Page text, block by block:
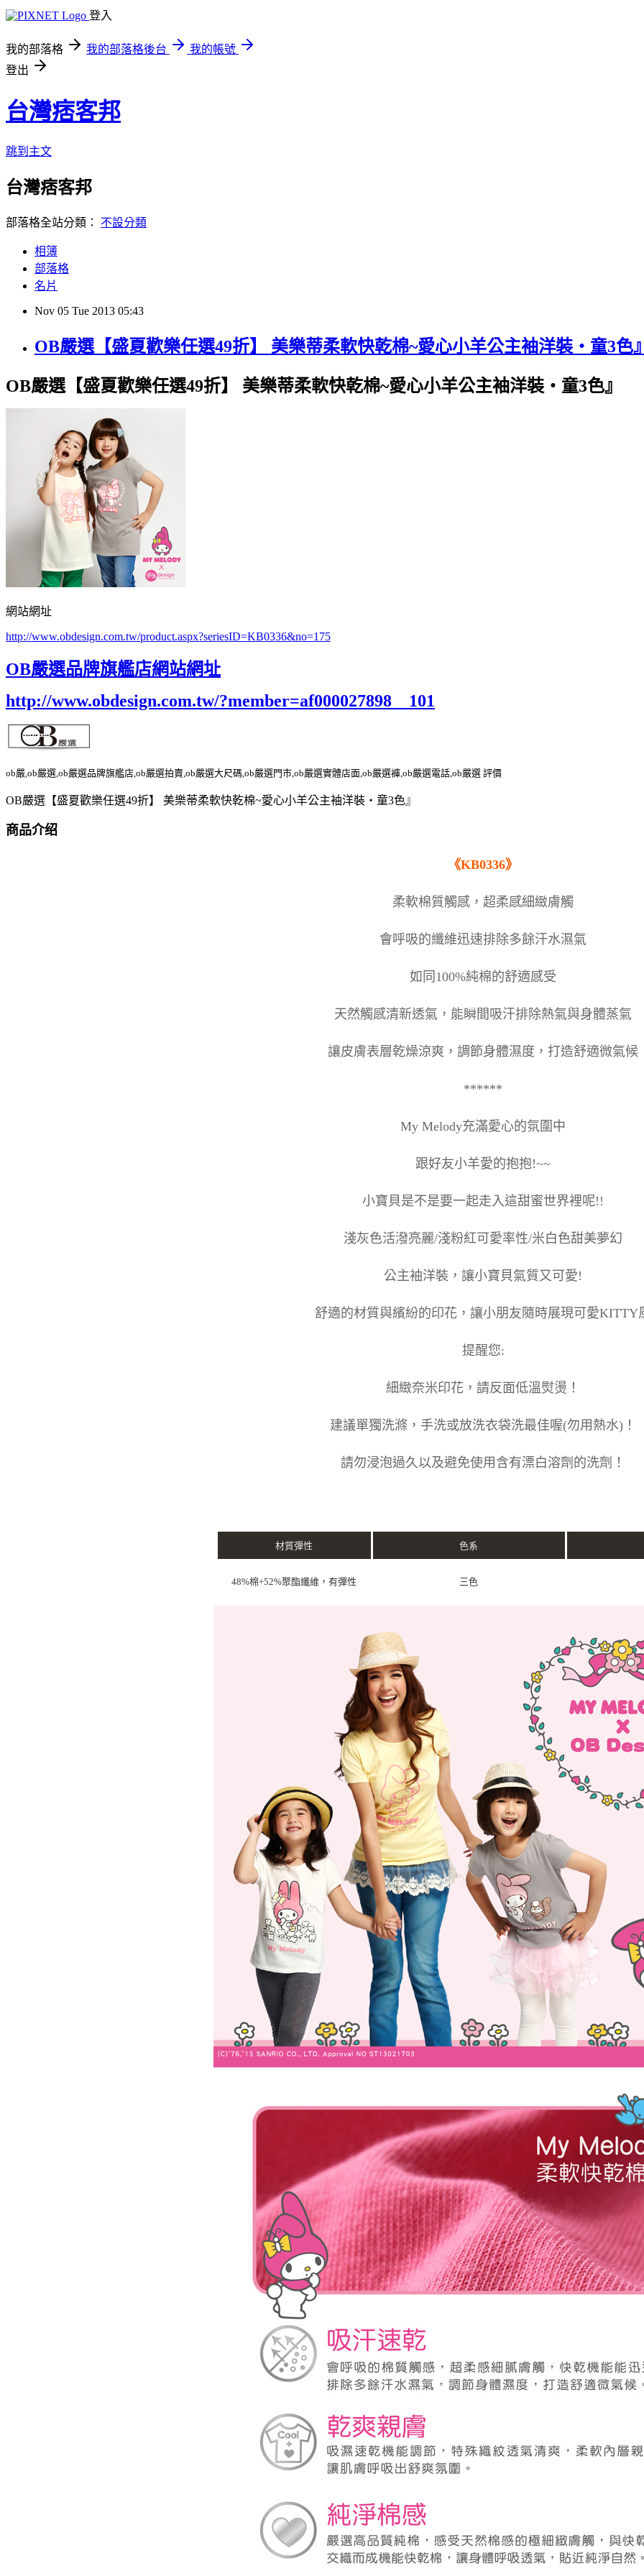
登入
我的部落格 我的部落格後台
我的帳號
登出
台灣痞客邦
跳到主文
台灣痞客邦
部落格全站分類： 不設分類
相簿
部落格
名片
Nov 05 Tue 2013 05:43
OB嚴選【盛夏歡樂任選49折】 美樂蒂柔軟快乾棉~愛心小羊公主袖洋裝‧童3色』
OB嚴選【盛夏歡樂任選49折】 美樂蒂柔軟快乾棉~愛心小羊公主袖洋裝‧童3色』
網站網址
http://www.obdesign.com.tw/product.aspx?seriesID=KB0336&no=175
OB嚴選品牌旗艦店網站網址
http://www.obdesign.com.tw/?member=af000027898__101
ob嚴,ob嚴選,ob嚴選品牌旗艦店,ob嚴選拍賣,ob嚴選大尺碼,ob嚴選門市,ob嚴選實體店面,ob嚴選褲,ob嚴選電話,ob嚴選 評價
OB嚴選【盛夏歡樂任選49折】 美樂蒂柔軟快乾棉~愛心小羊公主袖洋裝‧童3色』
商品介绍
《KB0336》
柔軟棉質觸感，超柔感細緻膚觸
會呼吸的纖維迅速排除多餘汗水濕氣
如同100%純棉的舒適感受
天然觸感清新透氣，能瞬間吸汗排除熱氣與身體蒸氣
讓皮膚表層乾燥涼爽，調節身體濕度，打造舒適微氣候
******
My Melody充滿愛心的氛圍中
跟好友小羊愛的抱抱!~~
小寶貝是不是要一起走入這甜蜜世界裡呢!!
淺灰色活潑亮麗/淺粉紅可愛率性/米白色甜美夢幻
公主袖洋裝，讓小寶貝氣質又可愛!
舒適的材質與繽紛的印花，讓小朋友隨時展現可愛KITTY
提醒您:
細緻奈米印花，請反面低溫熨燙！
建議單獨洗滌，手洗或放洗衣袋洗最佳喔(勿用熱水)！
請勿浸泡過久以及避免使用含有漂白溶劑的洗劑！
材質彈性 色系
48%棉+52%聚酯纖維，有彈性 三色